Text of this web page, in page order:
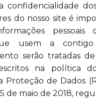
confidencialidade
do nosso site é
usem a
serão tratadas
na política
Proteção de Dados
de maio de 2018,